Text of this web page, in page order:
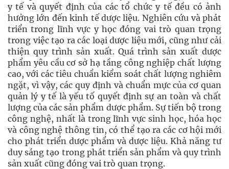
y tế và quyết định của các tổ chức y tế đều có ảnh
hưởng lớn đến kinh tế dược liệu. Nghiên cứu và phát
triển trong lĩnh vực y học đóng vai trò quan trọng
trong việc tạo ra các loại dược liệu mới, cũng như cải
thiện quy trình sản xuất. Quá trình sản xuất dược
phẩm yêu cầu cơ sở hạ tầng công nghiệp chất lượng
cao, với các tiêu chuẩn kiểm soát chất lượng nghiêm
ngặt, vì vậy, các quy định và chuẩn mực của cơ quan
quản lý y tế là yếu tố quyết định sự an toàn và chất
lượng của các sản phẩm dược phẩm. Sự tiến bộ trong
công nghệ, nhất là trong lĩnh vực sinh học, hóa học
và công nghệ thông tin, có thể tạo ra các cơ hội mới
cho phát triển dược phẩm và dược liệu. Khả năng tư
duy sáng tạo trong phát triển sản phẩm và quy trình
sản xuất cũng đóng vai trò quan trọng.